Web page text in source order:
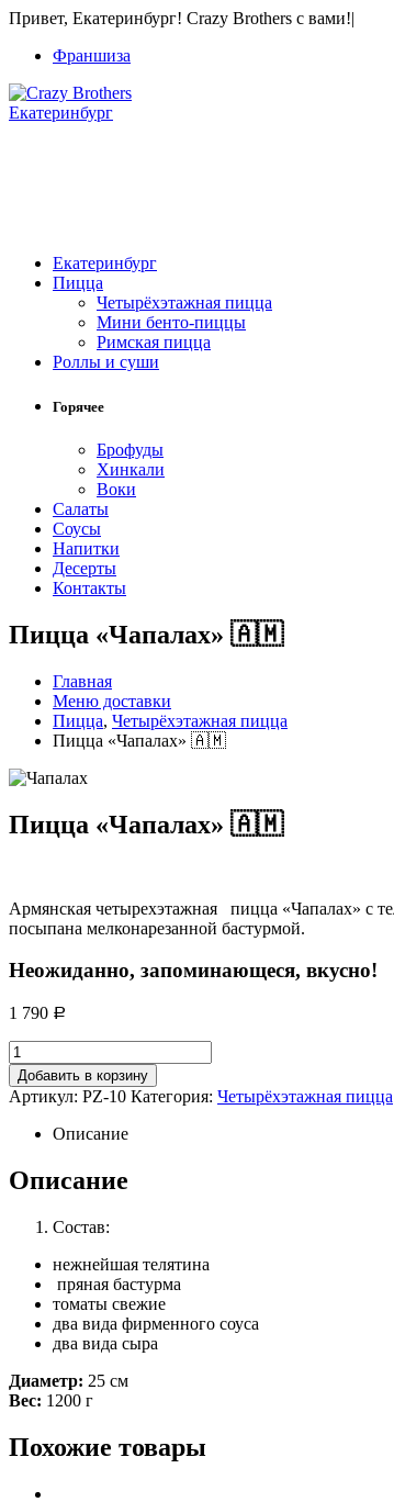
Привет, Екатеринбург! Crazy Brothers с вами!|
Франшиза
Екатеринбург
Екатеринбург
Пицца
Четырёхэтажная пицца
Мини бенто-пиццы
Римская пицца
Роллы и суши
Горячее
Брофуды
Хинкали
Воки
Салаты
Соусы
Напитки
Десерты
Контакты
Пицца «Чапалах» 🇦🇲
Главная
Меню доставки
Пицца, Четырёхэтажная пицца
Пицца «Чапалах» 🇦🇲
Пицца «Чапалах» 🇦🇲
Армянская четырехэтажная
пицца «Чапалах» с
посыпана мелконарезанной бастурмой.
Неожиданно, запоминающеся, вкусно!
1 790 Р
Добавить в корзину
Артикул: PZ-10 Категория: Четырёхэтажная пицца
Описание
Описание
Состав:
нежнейшая телятина
пряная бастурма
томаты свежие
два вида фирменного соуса
два вида сыра
Диаметр: 25 см
Вес: 1200 г
Похожие товары